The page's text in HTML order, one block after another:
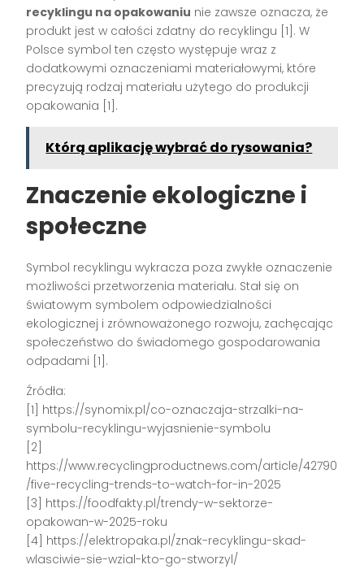
recyklingu na opakowaniu nie zawsze oznacza, że
produkt jest w całości zdatny do recyklingu [1]. W
Polsce symbol ten często występuje wraz z
dodatkowymi oznaczeniami materiałowymi, które
precyzują rodzaj materiału użytego do produkcji
opakowania [1].
Którą aplikację wybrać do rysowania?
Znaczenie ekologiczne i
społeczne
Symbol recyklingu wykracza poza zwykłe oznaczenie
możliwości przetworzenia materiału. Stał się on
światowym symbolem odpowiedzialności
ekologicznej i zrównoważonego rozwoju, zachęcając
społeczeństwo do świadomego gospodarowania
odpadami [1].
Źródła:
[1] https://synomix.pl/co-oznaczaja-strzalki-na-
symbolu-recyklingu-wyjasnienie-symbolu
[2]
https://www.recyclingproductnews.com/article/42790
/five-recycling-trends-to-watch-for-in-2025
[3] https://foodfakty.pl/trendy-w-sektorze-
opakowan-w-2025-roku
[4] https://elektropaka.pl/znak-recyklingu-skad-
wlasciwie-sie-wzial-kto-go-stworzyl/